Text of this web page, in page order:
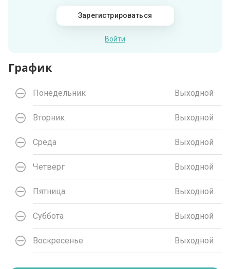
Зарегистрироваться
Войти
График
Понедельник Выходной
Вторник Выходной
Среда Выходной
Четверг Выходной
Пятница Выходной
Суббота Выходной
Воскресенье Выходной